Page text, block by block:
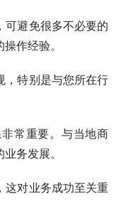
可避免很多不必要的
作经验。
，特别是与您所在行
常重要。与当地商
务发展。
这对业务成功至关重